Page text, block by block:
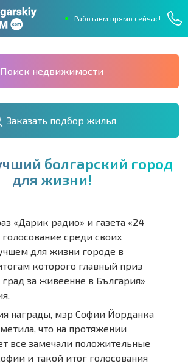
Работаем прямо сейчас!
Поиск недвижимости
Заказать подбор жилья
чший болгарский город
для жизни!
«Дарик радио» и газета «24
голосование среди своих
для жизни городе в
которого главный приз
за живеенне в България»
награды, мэр Софии Йорданка
что на протяжении
все замечали положительные
и такой итог голосования